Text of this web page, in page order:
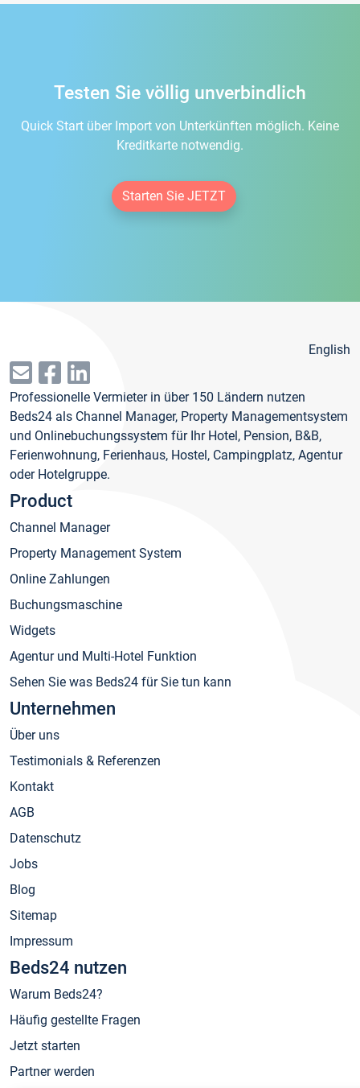
Testen Sie völlig unverbindlich
Quick Start über Import von Unterkünften möglich. Keine
Kreditkarte notwendig.
Starten Sie JETZT
English
Professionelle Vermieter in über 150 Ländern nutzen
Beds24 als Channel Manager, Property Managementsystem
und Onlinebuchungssystem für Ihr Hotel, Pension, B&B,
Ferienwohnung, Ferienhaus, Hostel, Campingplatz, Agentur
oder Hotelgruppe.
Product
Channel Manager
Property Management System
Online Zahlungen
Buchungsmaschine
Widgets
Agentur und Multi-Hotel Funktion
Sehen Sie was Beds24 für Sie tun kann
Unternehmen
Über uns
Testimonials & Referenzen
Kontakt
AGB
Datenschutz
Jobs
Blog
Sitemap
Impressum
Beds24 nutzen
Warum Beds24?
Häufig gestellte Fragen
Jetzt starten
Partner werden